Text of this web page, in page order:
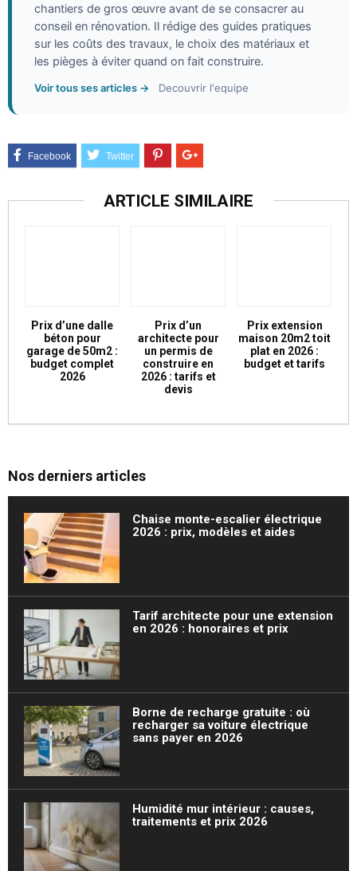
chantiers de gros œuvre avant de se consacrer au
conseil en rénovation. Il rédige des guides pratiques
sur les coûts des travaux, le choix des matériaux et
les pièges à éviter quand on fait construire.
Voir tous ses articles → Decouvrir l'equipe
ARTICLE SIMILAIRE
Prix d’une dalle
béton pour
garage de 50m2 :
budget complet
2026
Prix d’un
architecte pour
un permis de
construire en
2026 : tarifs et
devis
Prix extension
maison 20m2 toit
plat en 2026 :
budget et tarifs
Nos derniers articles
Chaise monte-escalier électrique
2026 : prix, modèles et aides
Tarif architecte pour une extension
en 2026 : honoraires et prix
Borne de recharge gratuite : où
recharger sa voiture électrique
sans payer en 2026
Humidité mur intérieur : causes,
traitements et prix 2026